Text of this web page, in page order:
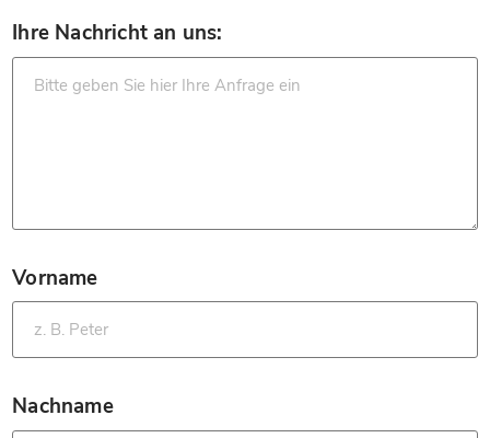
Ihre Nachricht an uns:
Vorname
*
Nachname
*